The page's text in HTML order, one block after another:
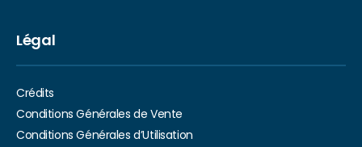
Légal
Crédits
Conditions Générales de Vente
Conditions Générales d’Utilisation